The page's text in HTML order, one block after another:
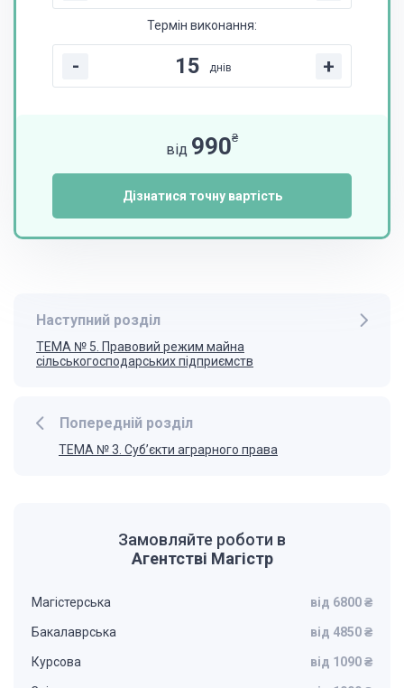
Термін виконання:
- днів +
від 990₴
Дізнатися точну вартість
Попередній розділ
ТЕМА № 3. Суб’єкти аграрного права
Наступний розділ
ТЕМА № 5. Правовий режим майна
сільськогосподарських підприємств
Замовляйте роботи в
Агентстві Магістр
Магістерська від 6800 ₴
Бакалаврська від 4850 ₴
Курсова від 1090 ₴